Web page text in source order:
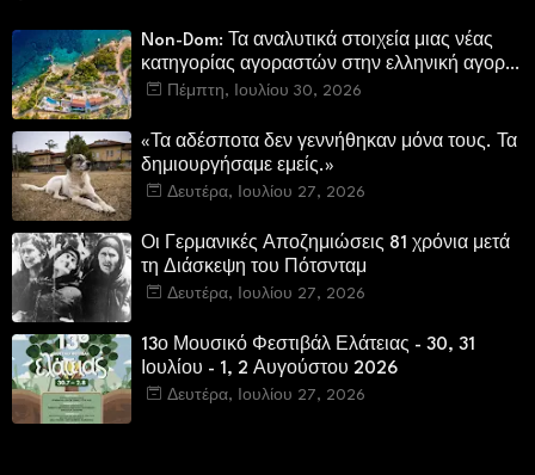
Non-Dom: Τα αναλυτικά στοιχεία μιας νέας
κατηγορίας αγοραστών στην ελληνική αγορά
πολυτελών κατοικιών
Πέμπτη, Ιουλίου 30, 2026
«Τα αδέσποτα δεν γεννήθηκαν μόνα τους. Τα
δημιουργήσαμε εμείς.»
Δευτέρα, Ιουλίου 27, 2026
Οι Γερμανικές Αποζημιώσεις 81 χρόνια μετά
τη Διάσκεψη του Πότσνταμ
Δευτέρα, Ιουλίου 27, 2026
13ο Μουσικό Φεστιβάλ Ελάτειας - 30, 31
Ιουλίου - 1, 2 Αυγούστου 2026
Δευτέρα, Ιουλίου 27, 2026